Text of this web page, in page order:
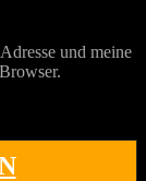
und meine